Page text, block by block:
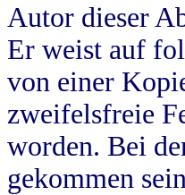
Autor dieser
Er weist auf
von einer
zweifelsfreie
worden. Bei
gekommen